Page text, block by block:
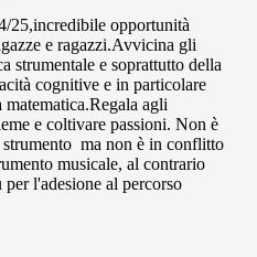
25,incredibile opportunità
e ragazzi.Avvicina gli
strumentale e soprattutto della
cognitive e in particolare
agli
e coltivare passioni. Non è
strumento ma non è in conflitto
musicale, al contrario
l'adesione al percorso